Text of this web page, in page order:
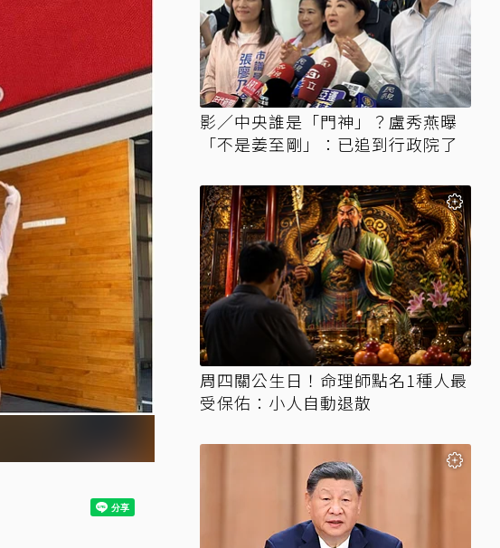
影／中央誰是「門神」？盧秀燕曝
「不是姜至剛」：已追到行政院了
周四關公生日！命理師點名1種人最
受保佑：小人自動退散